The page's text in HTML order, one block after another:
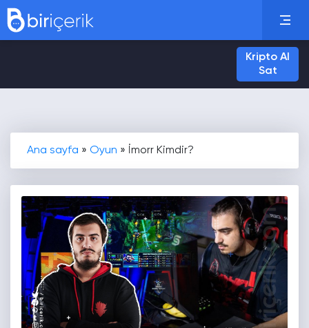
Kripto Al
Sat
Ana sayfa » Oyun » İmorr Kimdir?